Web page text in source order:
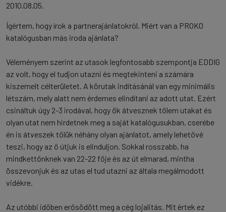
2010.08.05.
Ígértem, hogy írok a partnerajánlatokról. Miért van a PROKO
katalógusban más iroda ajánlata?
Véleményem szerint az utasok legfontosabb szempontja EDDIG
az volt, hogy el tudjon utazni és megtekinteni a számára
kiszemelt célterületet. A körutak indításánál van egy minimális
létszám, mely alatt nem érdemes elindítani az adott utat. Ezért
csináltuk úgy 2-3 irodával, hogy ők átvesznek tőlem utakat és
olyan utat nem hirdetnek meg a saját katalógusukban, cserébe
én is átveszek tőlük néhány olyan ajánlatot, amely lehetővé
teszi, hogy az ő útjuk is elinduljon. Sokkal rosszabb, ha
mindkettőnknek van 22-22 fője és az út elmarad, mintha
összevonjuk és az utas el tud utazni az általa megálmodott
vidékre.
Az utóbbi időben erősödött meg a cég lojalitás. Mit értek ez